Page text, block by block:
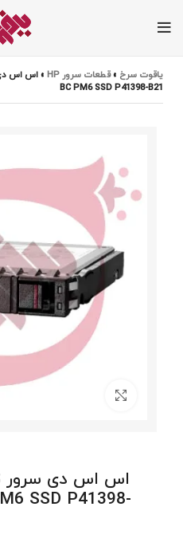
یاقوت سرخ »قطعات سرور HP »
BC PM6 SSD P41398-B21
SSD P41398-